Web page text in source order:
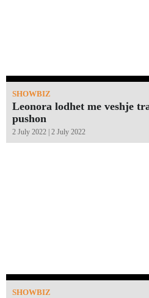
SHOWBIZ
Leonora lodhet me veshje
pushon
2 July 2022 | 2 July 2022
SHOWBIZ